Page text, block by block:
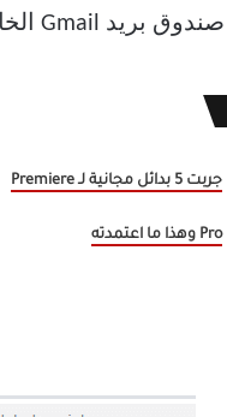
جربت 5 بدائل مجانية لـ Premiere
Pro وهذا ما اعتمدته